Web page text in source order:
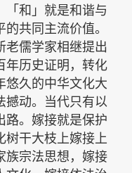
「和」就是和谐与
共同主流价值。
老儒学家相继提出
年历史证明，转化
悠久的中华文化大
撼动。当代只有以
路。嫁接就是保护
树干大枝上嫁接上
族宗法思想，嫁接